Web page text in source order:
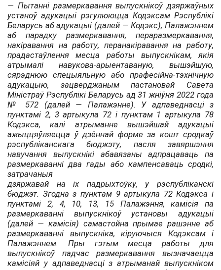
— Пытанні размеркавання выпускнікоў дзяржаўных
устаноў адукацыі рэгулююцца Кодэксам Рэспублікі
Беларусь аб адукацыі (далей — Кодэкс), Палажэннем
аб парадку размеркавання, пераразмеркавання,
накіравання на работу, перанакіравання на работу,
прадастаўлення месца работы выпускнікам, якія
атрымалі навукова-арыентаваную, вышэйшую,
сярэднюю спецыяльную або прафесійна-тэхнічную
адукацыю, зацверджаным пастановай Савета
Міністраў Рэс­публікі Беларусь ад 31 жніўня 2022 года
№ 572 (далей — Палажэнне). У адпаведнасці з
пунктамі 2, 3 артыкула 72 і пунктам 1 артыкула 78
Кодэкса, калі атрыманне вышэйшай адукацыі
ажыццяўляецца ў дзённай форме за кошт сродкаў
рэспуб­ліканскага бюджэту, пасля завяршэння
навучання выпускнікі абавязаны адпрацаваць па
размеркаванні два гады або кампенсаваць сродкі,
затрачаныя
дзяржавай на іх падрыхтоўку, у рэспуб­ліканскі
бюджэт. Згодна з пунктам 9 артыкула 72 Кодэкса і
пунктамі 2, 4, 10, 13, 15 Палажэння, камісія па
размеркаванні выпускнікоў установы адукацыі
(далей — камісія) самастойна прымае рашэнне аб
размеркаванні выпускніка, кіруючыся Кодэксам і
Палажэннем. Пры гэтым месца работы для
выпускнікоў падчас размеркавання вызначаецца
камісіяй у адпаведнасці з атрыманай выпускніком